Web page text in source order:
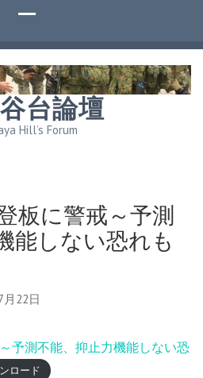
台論壇
Hill’s Forum
板に警戒～予測
能しない恐れも
月22日
予測不能、抑止力機能しない恐
ロード